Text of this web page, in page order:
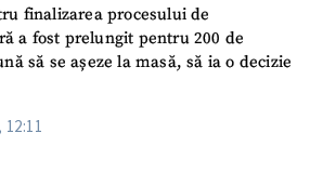
finalizarea procesului de
a fost prelungit pentru 200 de
să se așeze la masă, să ia o decizie